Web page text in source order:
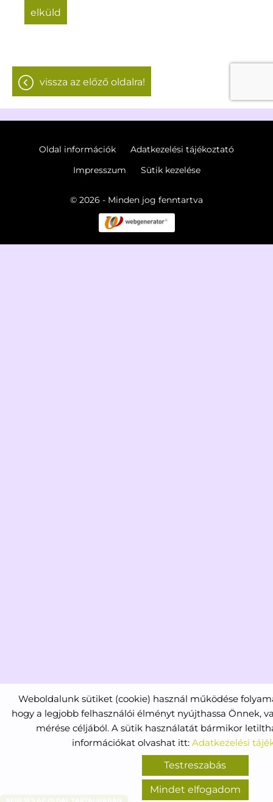
elküld
vissza az előző oldalra!
© 2026 - Minden jog fenntartva
Oldal információk
Adatkezelési tájékoztató
Impresszum
Sütik kezelése
Mindet elfogadom
Testreszabás
Weboldalunk sütiket (cookie) használ működése
hogy a legjobb felhasználói élményt nyújthassa Önnek,
mérése céljából. A sütik használatát bármikor
információkat olvashat itt: Adatkezelési